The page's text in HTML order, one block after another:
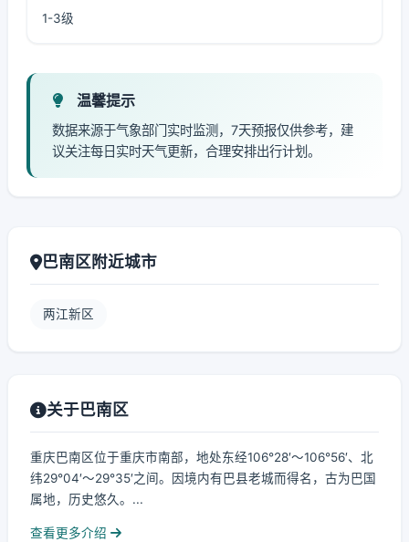
1-3级
温馨提示
数据来源于气象部门实时监测，7天预报仅供参考，建
议关注每日实时天气更新，合理安排出行计划。
巴南区附近城市
两江新区
关于巴南区
重庆巴南区位于重庆市南部，地处东经106°28′～106°56′、北
纬29°04′～29°35′之间。因境内有巴县老城而得名，古为巴国
属地，历史悠久。...
查看更多介绍